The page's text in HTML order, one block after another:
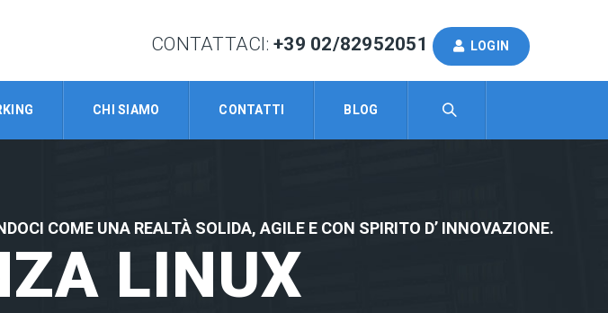
CONTATTACI: +39 02/82952051 LOGIN
CHI SIAMO CONTATTI BLOG
COME UNA REALTÀ SOLIDA, AGILE E CON SPIRITO D’ INNOVAZIONE.
LINUX